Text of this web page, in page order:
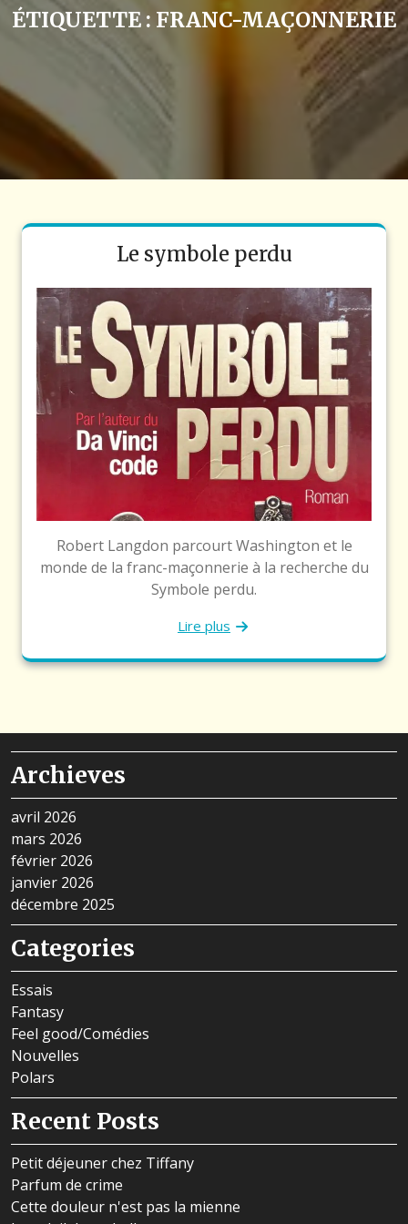
ÉTIQUETTE : FRANC-MAÇONNERIE
Le symbole perdu
Robert Langdon parcourt Washington et le
monde de la franc-maçonnerie à la recherche du
Symbole perdu.
Lire plus
Archieves
avril 2026
mars 2026
février 2026
janvier 2026
décembre 2025
Categories
Essais
Fantasy
Feel good/Comédies
Nouvelles
Polars
Recent Posts
Petit déjeuner chez Tiffany
Parfum de crime
Cette douleur n'est pas la mienne